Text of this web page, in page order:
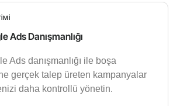
Ads Danışmanlığı
Ads danışmanlığı ile boşa
gerçek talep üreten kampanyalar
daha kontrollü yönetin.